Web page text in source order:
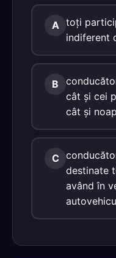
A toţi
indiferent
B
cât şi cei
cât şi
C
destinate
având în